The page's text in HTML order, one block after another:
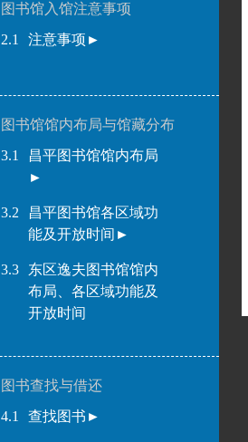
图书馆入馆注意事项
2.1
注意事项►
图书馆馆内布局与馆藏分布
3.1
昌平图书馆馆内布局
►
3.2
昌平图书馆各区域功
能及开放时间►
3.3
东区逸夫图书馆馆内
布局、各区域功能及
开放时间
图书查找与借还
4.1
查找图书►